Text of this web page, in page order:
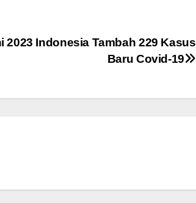
2023 Indonesia Tambah 229 Kasus
Baru Covid-19